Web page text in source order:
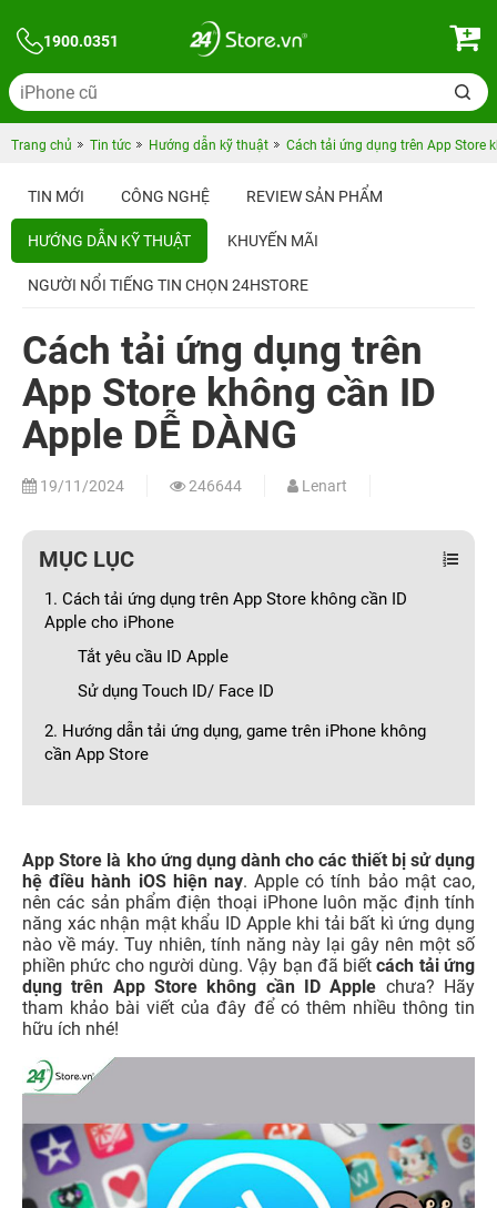
1900.0351
Trang chủ Tin tức Hướng dẫn kỹ thuật Cách tải ứng dụng trên App Store
TIN MỚI CÔNG NGHỆ REVIEW SẢN PHẨM
HƯỚNG DẪN KỸ THUẬT KHUYẾN MÃI
NGƯỜI NỔI TIẾNG TIN CHỌN 24HSTORE
Cách tải ứng dụng trên
App Store không cần ID
Apple DỄ DÀNG
19/11/2024 246644 Lenart
MỤC LỤC
1. Cách tải ứng dụng trên App Store không cần ID
Apple cho iPhone
Tắt yêu cầu ID Apple
Sử dụng Touch ID/ Face ID
2. Hướng dẫn tải ứng dụng, game trên iPhone không
cần App Store
App Store là kho ứng dụng dành cho các thiết bị sử dụng
hệ điều hành iOS hiện nay. Apple có tính bảo mật cao,
nên các sản phẩm điện thoại iPhone luôn mặc định tính
năng xác nhận mật khẩu ID Apple khi tải bất kì ứng dụng
nào về máy. Tuy nhiên, tính năng này lại gây nên một số
phiền phức cho người dùng. Vậy bạn đã biếtcách tải ứng
dụng trên App Store không cần ID Apple chưa? Hãy
tham khảo bài viết của đây để có thêm nhiều thông tin
hữu ích nhé!